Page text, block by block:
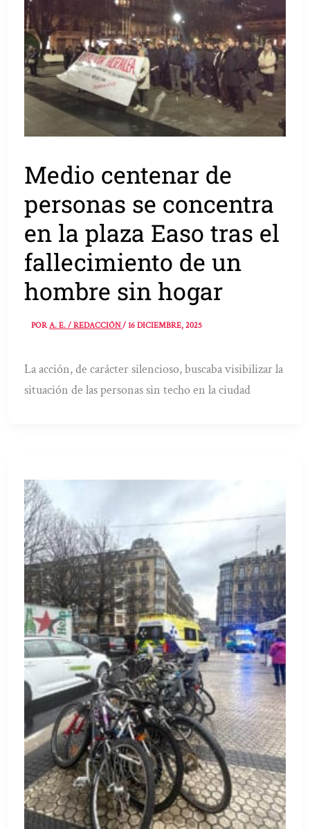
Medio centenar de
personas se concentra
en la plaza Easo tras el
fallecimiento de un
hombre sin hogar
PORA. E. / REDACCIÓN/16 DICIEMBRE, 2025
La acción, de carácter silencioso, buscaba visibilizar la
situación de las personas sin techo en la ciudad